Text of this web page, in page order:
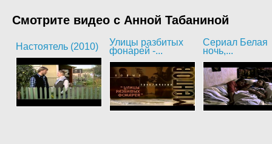
Смотрите видео с Анной Табаниной
Настоятель (2010)
Улицы разбитых
фонарей -...
Сериал Белая
ночь,...